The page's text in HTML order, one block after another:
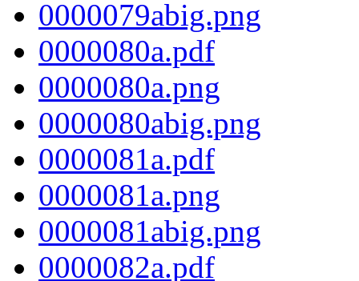
0000079abig.png
0000080a.pdf
0000080a.png
0000080abig.png
0000081a.pdf
0000081a.png
0000081abig.png
0000082a.pdf